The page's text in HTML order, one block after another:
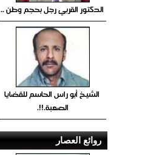
الدكتور القربي رجل بحجم وطن ..
الشيخ أبو راس الحاسم للقضايا
الصعبة.!!.
روائع العصار